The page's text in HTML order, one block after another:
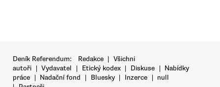
Deník Referendum: Redakce | Všichni
autoři | Vydavatel | Etický kodex | Diskuse | Nabídky
práce | Nadační fond | Bluesky | Inzerce | null